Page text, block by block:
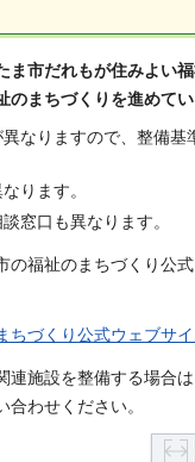
ま市だれもが住みよい
のまちづくりを進めてい
なりますので、整備基
ります。
窓口も異なります。
の福祉のまちづくり公
ちづくり公式ウェブサ
連施設を整備する場合
わせください。